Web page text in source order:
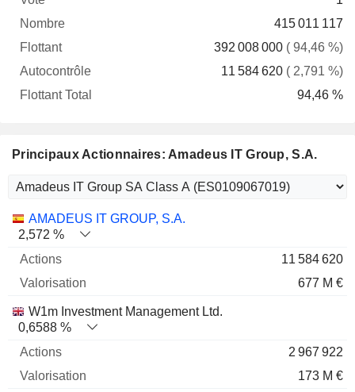
415 011 117
392 008 000 ( 94,46 %)
11 584 620 ( 2,791 %)
94,46 %
Principaux Actionnaires: Amadeus IT Group, S.A.
Nom Actions % Valorisation
AMADEUS IT GROUP, S.A.
2,572 %
11 584 620
677 M €
W1m Investment Management Ltd.
0,6588 %
2 967 922
173 M €